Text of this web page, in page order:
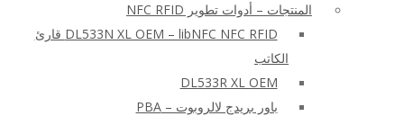
المنتجات – أدوات تطوير NFC RFID
DL533N XL OEM – libNFC NFC RFID قارئ
الكاتب
DL533R XL OEM
باور بريدج لالروبوت – PBA